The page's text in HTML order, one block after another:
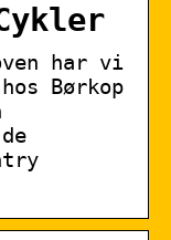
har vi
Børkop